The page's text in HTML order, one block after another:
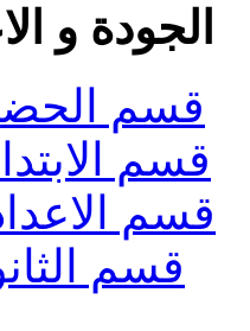
الجودة و
قسم
قسم
قسم
قسم